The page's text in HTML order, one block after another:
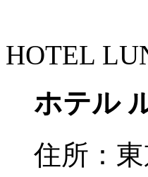
HOTEL
ホテル
住所：